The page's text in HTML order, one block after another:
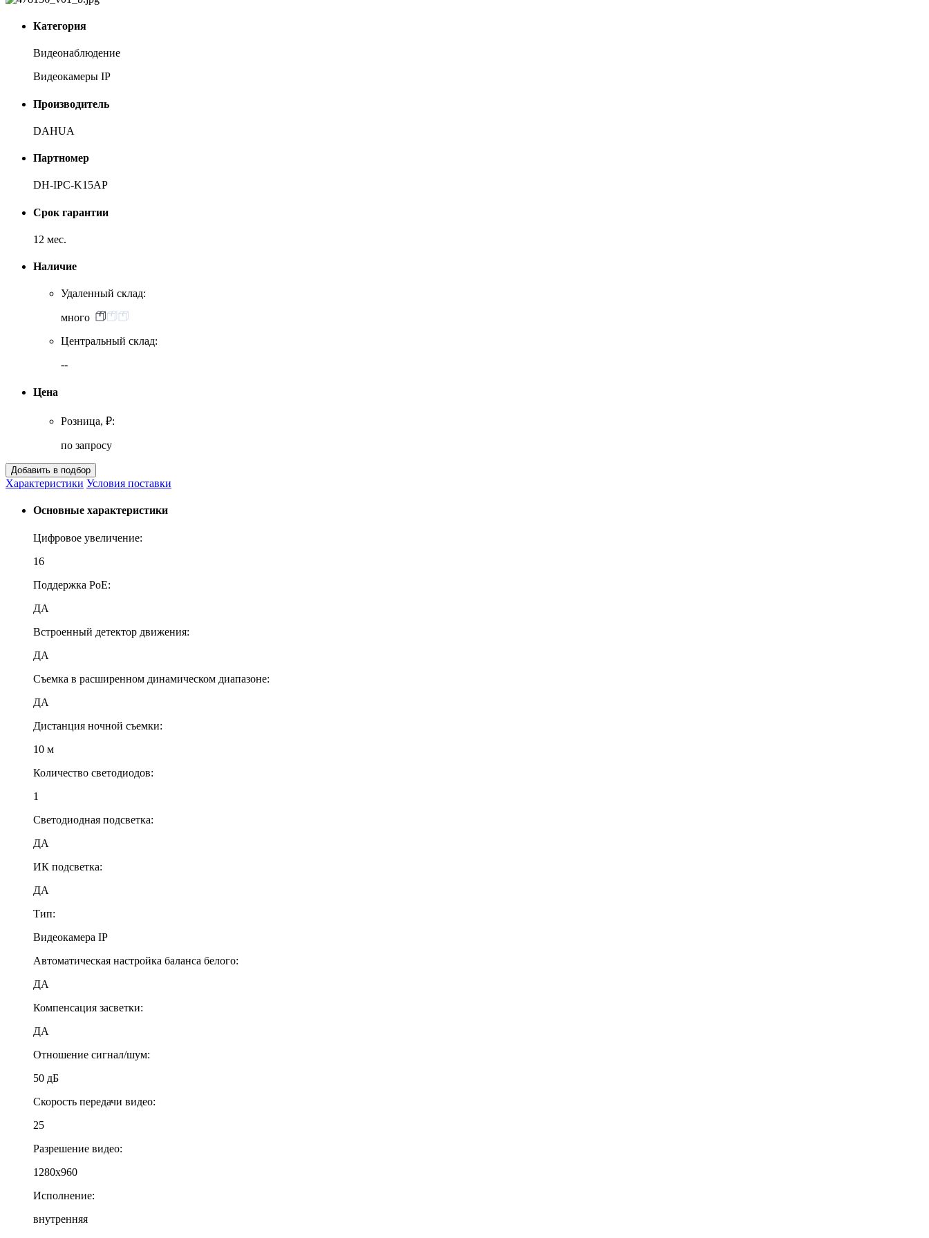
Категория
Видеонаблюдение
Видеокамеры IP
Производитель
DAHUA
Партномер
DH-IPC-K15AP
Срок гарантии
12 мес.
Наличие
Удаленный склад:
много
Центральный склад:
--
Цена
Розница, ₽:
по запросу
Характеристики Условия поставки
Основные характеристики
Цифровое увеличение:
16
Поддержка PoE:
ДА
Встроенный детектор движения:
ДА
Съемка в расширенном динамическом диапазоне:
ДА
Дистанция ночной съемки:
10 м
Количество светодиодов:
1
Светодиодная подсветка:
ДА
ИК подсветка:
ДА
Тип:
Видеокамера IP
Автоматическая настройка баланса белого:
ДА
Компенсация засветки:
ДА
Отношение сигнал/шум:
50 дБ
Скорость передачи видео:
25
Разрешение видео:
1280x960
Исполнение:
внутренняя